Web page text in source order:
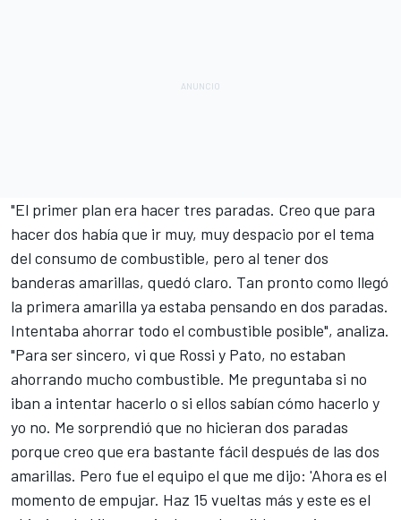
"El primer plan era hacer tres paradas. Creo que para
hacer dos había que ir muy, muy despacio por el tema
del consumo de combustible, pero al tener dos
banderas amarillas, quedó claro. Tan pronto como llegó
la primera amarilla ya estaba pensando en dos paradas.
Intentaba ahorrar todo el combustible posible", analiza.
"Para ser sincero, vi que Rossi y Pato, no estaban
ahorrando mucho combustible. Me preguntaba si no
iban a intentar hacerlo o si ellos sabían cómo hacerlo y
yo no. Me sorprendió que no hicieran dos paradas
porque creo que era bastante fácil después de las dos
amarillas. Pero fue el equipo el que me dijo: 'Ahora es el
momento de empujar. Haz 15 vueltas más y este es el